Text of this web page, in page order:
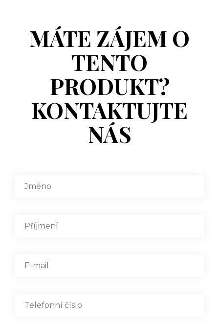
MÁTE ZÁJEM O
TENTO
PRODUKT?
KONTAKTUJTE
NÁS